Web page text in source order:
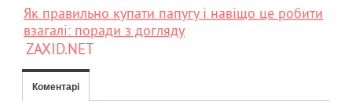
Як правильно купати папугу і навіщо це робити
взагалі: поради з догляду
ZAXID.NET